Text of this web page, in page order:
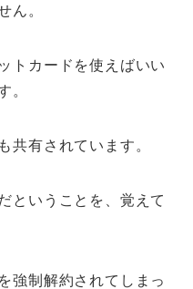
ん。
トカードを使えばいい
。
共有されています。
ということを、覚えて
強制解約されてしまっ